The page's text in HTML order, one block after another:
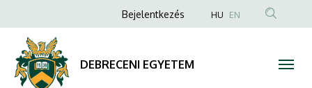
Református
Kollégiumtól
a
tartalomra
Anonim
menüje
Bejelentkezés HU EN
DEBRECENI EGYETEM